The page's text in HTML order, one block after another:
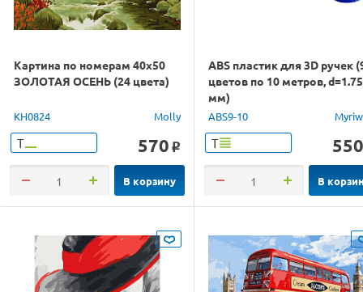
Картина по номерам 40х50
ЗОЛОТАЯ ОСЕНЬ (24 цвета)
KH0824 Molly
Т 570 o
В корзину
ABS пластик для 3D ручек
цветов по 10 метров, d=1.75
мм)
ABS9-10
Т 550
В